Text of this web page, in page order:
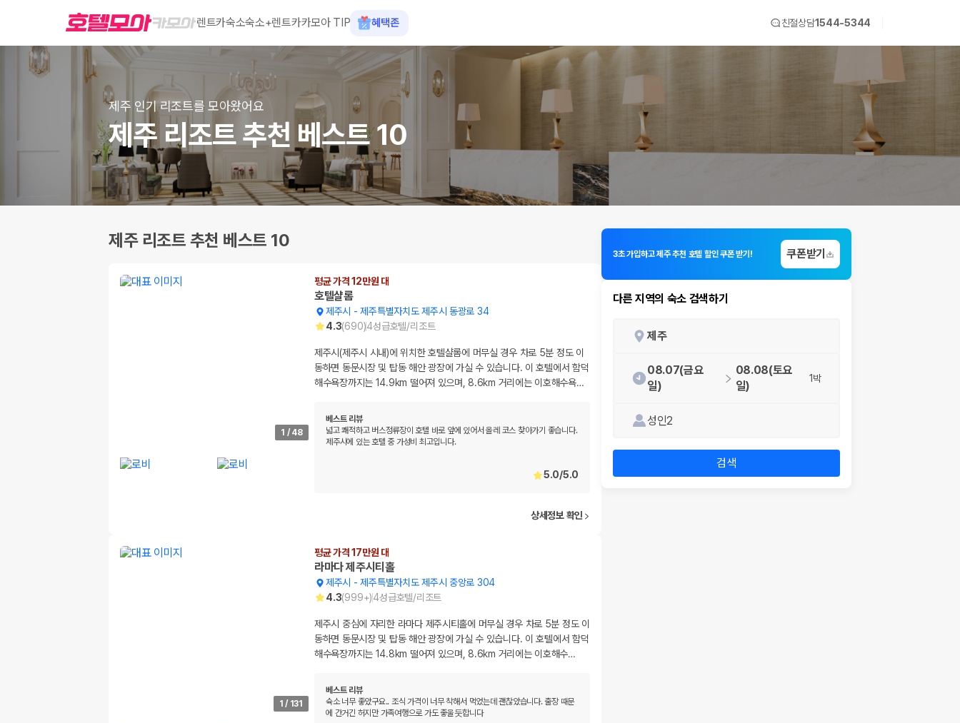
렌트카숙소숙소+렌트카카모아 TIP 혜택존 친절상담1544-5344
제주 인기 리조트를 모아왔어요
제주 리조트 추천 베스트 10
제주 리조트 추천 베스트 10
1 / 48
평균 가격 12만원 대
호텔샬롬
제주시 -제주특별자치도 제주시 동광로 34
4.3(690)4성급호텔/리조트
제주시(제주시 시내)에 위치한 호텔샬롬에 머무실 경우 차로 5분 정도 이
동하면 동문시장 및 탑동 해안 광장에 가실 수 있습니다. 이 호텔에서 함덕
해수욕장까지는 14.9km 떨어져 있으며, 8.6km 거리에는 이호해수욕…
베스트 리뷰
넓고 쾌적하고 버스정류장이 호텔 바로 앞에 있어서 올레 코스 찾아가기 좋습니다.
제주시에 있는 호텔 중 가성비 최고입니다.
5.0/5.0
상세정보 확인
1 / 131
평균 가격 17만원 대
라마다 제주시티홀
제주시 -제주특별자치도 제주시 중앙로 304
4.3(999+)4성급호텔/리조트
제주시 중심에 자리한 라마다 제주시티홀에 머무실 경우 차로 5분 정도 이
동하면 동문시장 및 탑동 해안 광장에 가실 수 있습니다. 이 호텔에서 함덕
해수욕장까지는 14.8km 떨어져 있으며, 8.6km 거리에는 이호해수…
베스트 리뷰
슉소 너무 좋았구요.. 조식 가격이 너무 착해서 먹었는데 괜찮았습니다. 출장 때문
에 간거긴 허지만 가족여행으로 가도 좋울둣합니다
3초 가입하고 제주 추천 호텔 할인 쿠폰 받기! 쿠폰받기
다른 지역의 숙소 검색하기
제주
08.07(금요
일)
08.08(토요
일)
1박
성인2
검색